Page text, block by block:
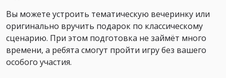
Вы можете устроить тематическую вечеринку или
оригинально вручить подарок по классическому
сценарию. При этом подготовка не займёт много
времени, а ребята смогут пройти игру без вашего
особого участия.